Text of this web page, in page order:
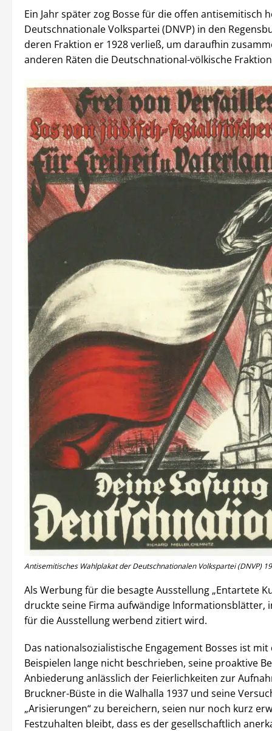
Ein Jahr später zog Bosse für die offen antisemitisch
Deutschnationale Volkspartei (DNVP) in den
deren Fraktion er 1928 verließ, um daraufhin
anderen Räten die Deutschnational-völkische
Antisemitisches Wahlplakat der Deutschnationalen Volkspartei (DNVP)
Als Werbung für die besagte Ausstellung „Entartete
druckte seine Firma aufwändige Informationsblätter,
für die Ausstellung werbend zitiert wird.
Das nationalsozialistische Engagement Bosses ist mit
Beispielen lange nicht beschrieben, seine proaktive
Anbiederung anlässlich der Feierlichkeiten zur
Bruckner-Büste in die Walhalla 1937 und seine
„Arisierungen“ zu bereichern, seien nur noch kurz
Festzuhalten bleibt, dass es der gesellschaftlich